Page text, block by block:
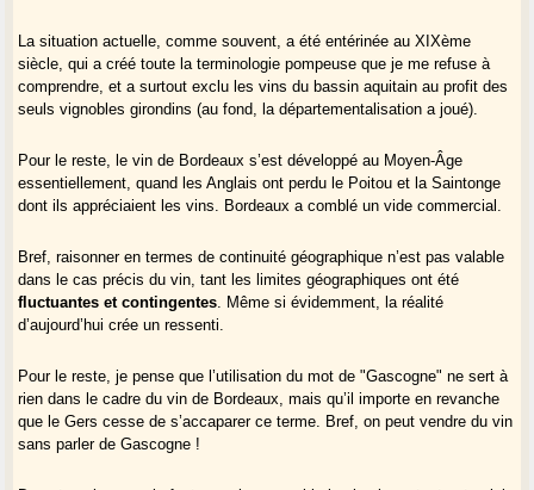
La situation actuelle, comme souvent, a été entérinée au XIXème
siècle, qui a créé toute la terminologie pompeuse que je me refuse à
comprendre, et a surtout exclu les vins du bassin aquitain au profit des
seuls vignobles girondins (au fond, la départementalisation a joué).
Pour le reste, le vin de Bordeaux s’est développé au Moyen-Âge
essentiellement, quand les Anglais ont perdu le Poitou et la Saintonge
dont ils appréciaient les vins. Bordeaux a comblé un vide commercial.
Bref, raisonner en termes de continuité géographique n’est pas valable
dans le cas précis du vin, tant les limites géographiques ont été
fluctuantes et contingentes . Même si évidemment, la réalité
d’aujourd’hui crée un ressenti.
Pour le reste, je pense que l’utilisation du mot de "Gascogne" ne sert à
rien dans le cadre du vin de Bordeaux, mais qu’il importe en revanche
que le Gers cesse de s’accaparer ce terme. Bref, on peut vendre du vin
sans parler de Gascogne !